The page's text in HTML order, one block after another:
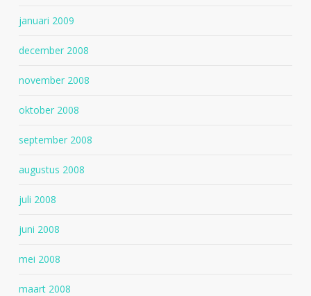
januari 2009
december 2008
november 2008
oktober 2008
september 2008
augustus 2008
juli 2008
juni 2008
mei 2008
maart 2008